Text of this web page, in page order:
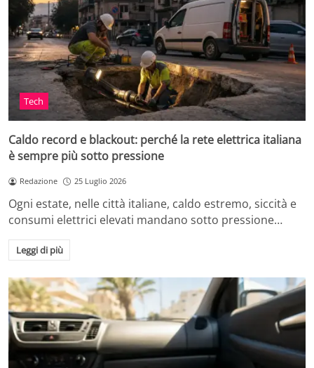
Tech
Caldo record e blackout: perché la rete elettrica italiana
è sempre più sotto pressione
Redazione 25 Luglio 2026
Ogni estate, nelle città italiane, caldo estremo, siccità e
consumi elettrici elevati mandano sotto pressione…
Leggi di più